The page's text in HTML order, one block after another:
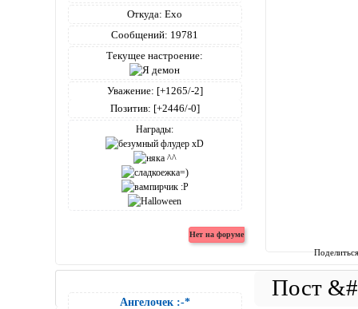
Откуда: Ехо
Сообщений: 19781
Текущее настроение:
Уважение: [+1265/-2]
Позитив: [+2446/-0]
Награды:
Ангелочек :-*